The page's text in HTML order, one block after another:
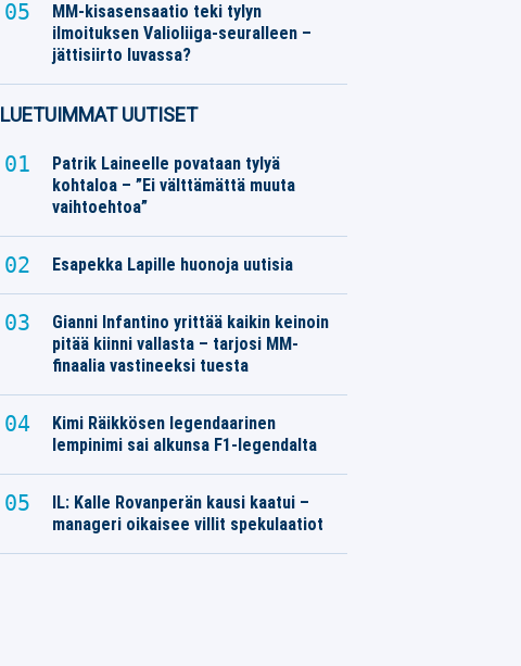
MM-kisasensaatio teki tylyn
ilmoituksen Valioliiga-seuralleen –
jättisiirto luvassa?
LUETUIMMAT UUTISET
Patrik Laineelle povataan tylyä
kohtaloa – ”Ei välttämättä muuta
vaihtoehtoa”
Esapekka Lapille huonoja uutisia
Gianni Infantino yrittää kaikin keinoin
pitää kiinni vallasta – tarjosi MM-
finaalia vastineeksi tuesta
Kimi Räikkösen legendaarinen
lempinimi sai alkunsa F1-legendalta
IL: Kalle Rovanperän kausi kaatui –
manageri oikaisee villit spekulaatiot